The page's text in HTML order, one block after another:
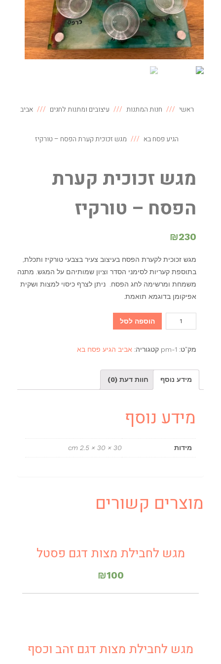
ראשי חנות המתנות עיצובים ומתנות לחגים אביב
הגיע פסח בא מגש זכוכית קערת הפסח – טורקיז
מגש זכוכית קערת
הפסח – טורקיז
₪230
מגש זכוכית לקערת הפסח בעיצוב צעיר בצבעי טורקיז ותכלת,
בתוספת קעריות לסימני הסדר וציון שמותיהם על המגש. מתנה
משמחת ומרשימה לחג הפסח. ניתן לצרף כיסוי למצות ושקית
אפיקומן בדוגמא תואמת.
כמות
של
זכוכית
קערת
הפסח
הוספה לסל
מק"ט: pm-1 קטגוריה: אביב הגיע פסח בא
מידע נוסף חוות דעת (0)
מידע נוסף
מידות 30 × 30 × 2.5 cm
מוצרים קשורים
מגש לחבילת מצות דגם פסטל
₪100
מגש לחבילת מצות דגם זהב וכסף